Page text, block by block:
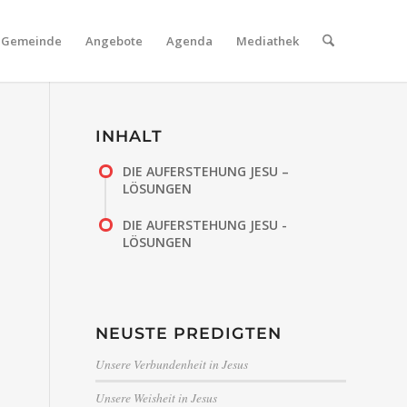
Gemeinde Angebote Agenda Mediathek
INHALT
DIE AUFERSTEHUNG JESU –
LÖSUNGEN
DIE AUFERSTEHUNG JESU -
LÖSUNGEN
NEUSTE PREDIGTEN
Unsere Verbundenheit in Jesus
Unsere Weisheit in Jesus